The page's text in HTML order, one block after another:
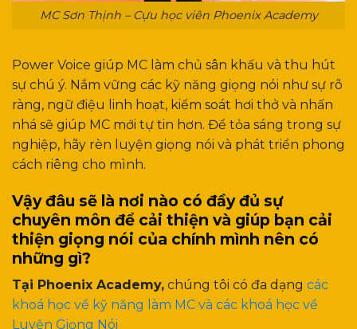
MC Sơn Thịnh – Cựu học viên Phoenix Academy
Power Voice giúp MC làm chủ sân khấu và thu hút
sự chú ý. Nắm vững các kỹ năng giọng nói như sự rõ
ràng, ngữ điệu linh hoạt, kiểm soát hơi thở và nhấn
nhá sẽ giúp MC mới tự tin hơn. Để tỏa sáng trong sự
nghiệp, hãy rèn luyện giọng nói và phát triển phong
cách riêng cho mình.
Vậy đâu sẽ là nơi nào có đầy đủ sự
chuyên môn để cải thiện và giúp bạn cải
thiện giọng nói của chính mình nên có
những gì?
Tại Phoenix Academy, chúng tôi có đa dạng các
khoá học về kỹ năng làm MC và các khoá học về
Luyện Giọng Nói